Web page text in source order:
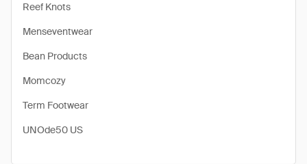
Reef Knots
Menseventwear
Bean Products
Momcozy
Term Footwear
UNOde50 US